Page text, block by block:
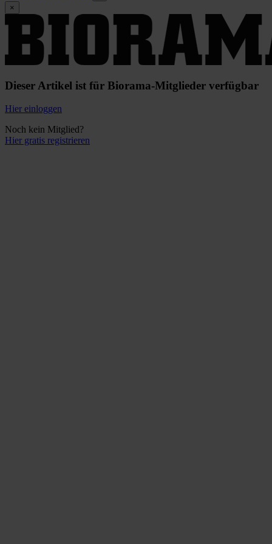
×
Dieser Artikel ist für Biorama-Mitglieder verfügbar
Hier einloggen
Noch kein Mitglied?
Hier gratis registrieren